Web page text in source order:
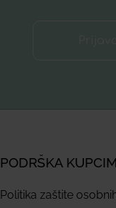
PODRŠKA
Politika zaštite